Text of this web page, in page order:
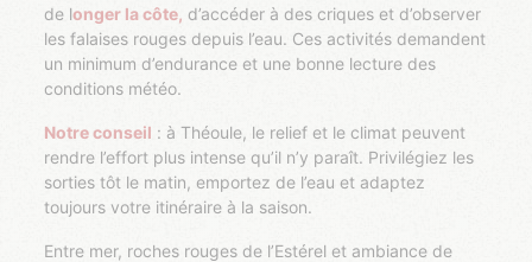
de longer la côte, d’accéder à des criques et d’observer
les falaises rouges depuis l’eau. Ces activités demandent
un minimum d’endurance et une bonne lecture des
conditions météo.
Notre conseil : à Théoule, le relief et le climat peuvent
rendre l’effort plus intense qu’il n’y paraît. Privilégiez les
sorties tôt le matin, emportez de l’eau et adaptez
toujours votre itinéraire à la saison.
Entre mer, roches rouges de l’Estérel et ambiance de